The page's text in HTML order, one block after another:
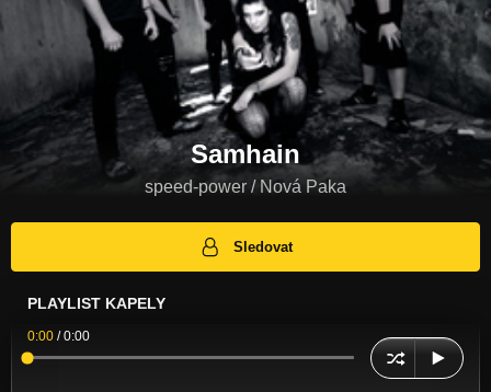
Samhain
speed-power / Nová Paka
Sledovat
PLAYLIST KAPELY
0:00 /0:00